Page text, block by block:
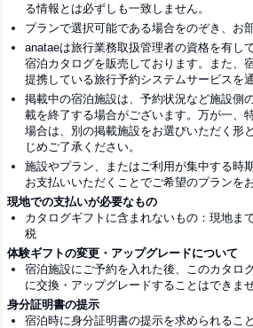
る情報とは必ずしも一致しません。
プランで選択可能である場合をのぞき、お
anataeは旅行業務取扱管理者の資格を有し
宿泊カタログを販売しております。また、
提携している旅行予約システムサービスを
掲載中の宿泊施設は、予約状況など施設側
載を終了する場合がございます。万が一、
場合は、別の掲載施設をお選びいただく形
じめご了承ください。
施設やプラン、またはご利用が集中する時
お支払いいただくことでご希望のプランを
現地での支払いが必要なもの
カタログギフトに含まれないもの：現地ま
税
体験ギフトの変更・アップグレードについて
宿泊施設にご予約を入れた後、このカタロ
に交換・アップグレードすることはできませ
身分証明書の提示
宿泊時に身分証明書の提示を求められるこ